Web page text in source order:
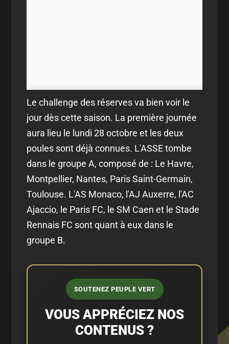
Le challenge des réserves va bien voir le
jour dès cette saison. La première journée
aura lieu le lundi 28 octobre et les deux
poules sont déjà connues. L'ASSE tombe
dans le groupe A, composé de : Le Havre,
Montpellier, Nantes, Paris Saint-Germain,
Toulouse. L'AS Monaco, l'AJ Auxerre, l'AC
Ajaccio, le Paris FC, le SM Caen et le Stade
Rennais FC sont quant à eux dans le
groupe B.
SOUTENEZ PEUPLE VERT
VOUS APPRÉCIEZ NOS
CONTENUS ?